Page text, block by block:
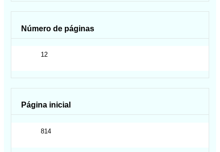
Número de páginas
12
Página inicial
814